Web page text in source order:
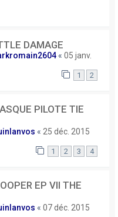
DAMAGE
« 05 janv.
1 2
PILOTE TIE
« 25 déc. 2015
1 2 3 4
EP VII THE
« 07 déc. 2015